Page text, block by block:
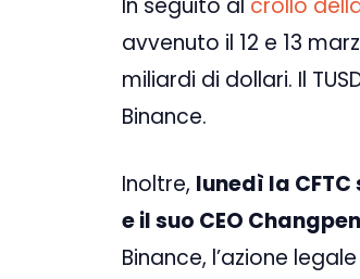
avvenuto il 12 e 13
miliardi di dollari. Il
Binance.
Inoltre, lunedì la
e il suo CEO
Binance, l’azione